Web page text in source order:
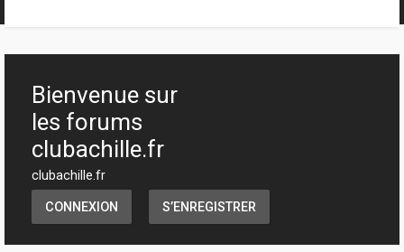
h
Bienvenue sur
les forums
clubachille.fr
clubachille.fr
CONNEXION S’ENREGISTRER